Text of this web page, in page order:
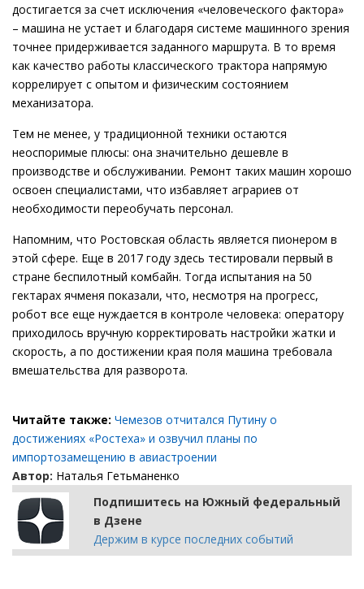
достигается за счет исключения «человеческого фактора»
– машина не устает и благодаря системе машинного зрения
точнее придерживается заданного маршрута. В то время
как качество работы классического трактора напрямую
коррелирует с опытом и физическим состоянием
механизатора.
Тем не менее, у традиционной техники остаются
неоспоримые плюсы: она значительно дешевле в
производстве и обслуживании. Ремонт таких машин хорошо
освоен специалистами, что избавляет аграриев от
необходимости переобучать персонал.
Напомним, что Ростовская область является пионером в
этой сфере. Еще в 2017 году здесь тестировали первый в
стране беспилотный комбайн. Тогда испытания на 50
гектарах ячменя показали, что, несмотря на прогресс,
робот все еще нуждается в контроле человека: оператору
приходилось вручную корректировать настройки жатки и
скорость, а по достижении края поля машина требовала
вмешательства для разворота.
Читайте также: Чемезов отчитался Путину о
достижениях «Ростеха» и озвучил планы по
импортозамещению в авиастроении
Автор: Наталья Гетьманенко
Подпишитесь на Южный федеральный
в Дзене
Держим в курсе последних событий